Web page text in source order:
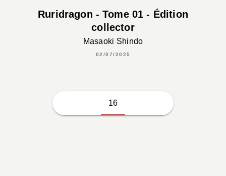
Ruridragon - Tome 01 - Édition
collector
Masaoki Shindo
02/07/2025
16